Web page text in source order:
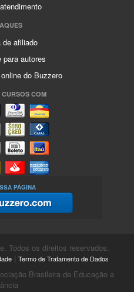
de afiliado
para autores
do Buzzero
CURSOS COM
PÁGINA
Todos os direitos reservados.
| Termo de Tratamento de Dados
Brasileira de Educação a